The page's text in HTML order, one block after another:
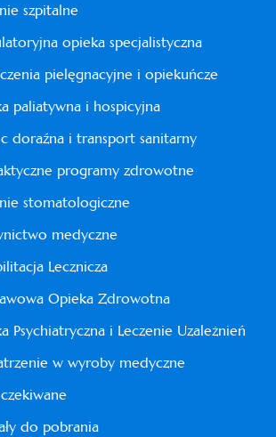
szpitalne
opieka specjalistyczna
pielęgnacyjne i opiekuńcze
paliatywna i hospicyjna
doraźna i transport sanitarny
programy zdrowotne
stomatologiczne
medyczne
Lecznicza
Opieka Zdrowotna
Psychiatryczna i Leczenie Uzależnień
w wyroby medyczne
do pobrania